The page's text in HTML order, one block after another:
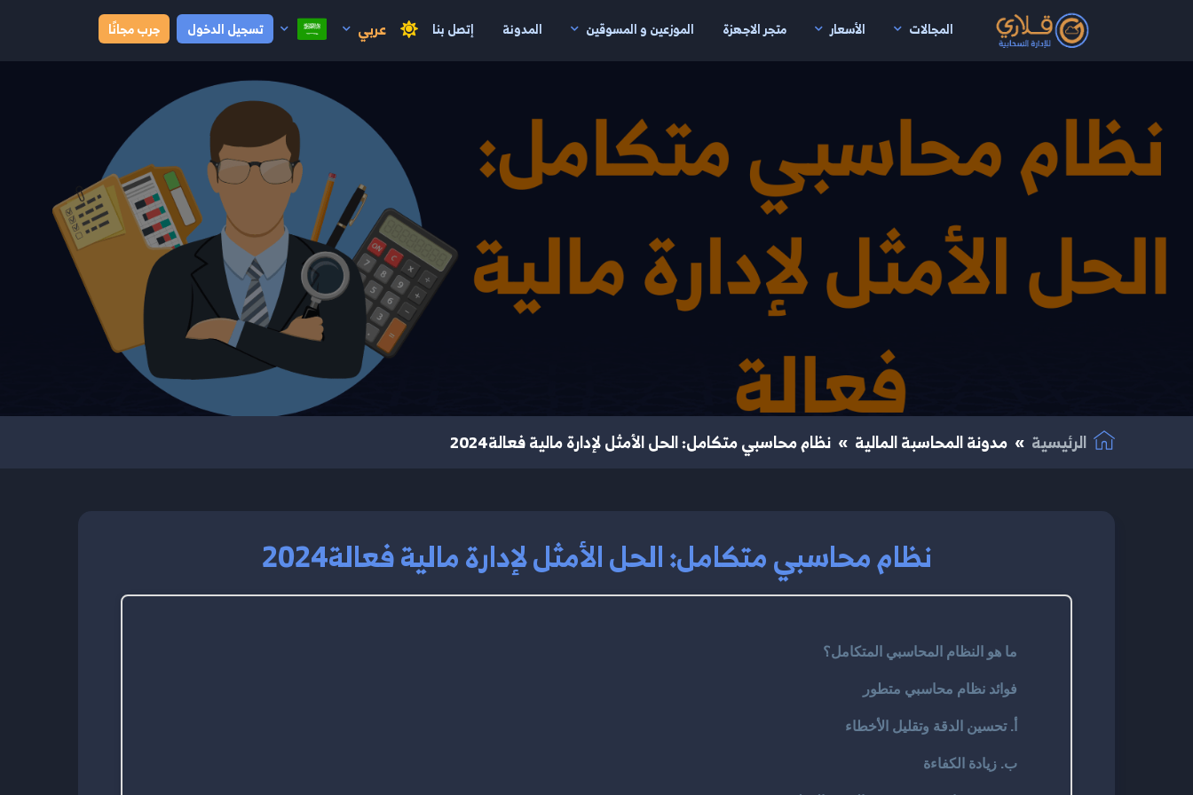
المجالات الأسعار متجر الاجهزة الموزعين و المسوقين المدونة إتصل بنا عربي تسجيل الدخول جرب مجانًا
الرئيسية مدونة المحاسبة المالية نظام محاسبي متكامل: الحل الأمثل لإدارة مالية فعالة2024
نظام محاسبي متكامل: الحل الأمثل لإدارة مالية فعالة2024
ما هو النظام المحاسبي المتكامل؟
فوائد نظام محاسبي متطور
أ. تحسين الدقة وتقليل الأخطاء
ب. زيادة الكفاءة